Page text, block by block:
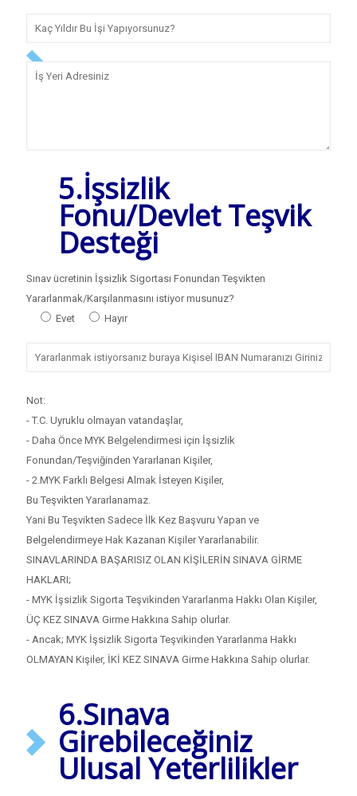
5.İşsizlik
Fonu/Devlet Teşvik
Desteği
Sınav ücretinin İşsizlik Sigortası Fonundan Teşvikten
Yararlanmak/Karşılanmasını istiyor musunuz?
Evet
Hayır
Not:
- T.C. Uyruklu olmayan vatandaşlar,
- Daha Önce MYK Belgelendirmesi için İşsizlik
Fonundan/Teşviğinden Yararlanan Kişiler,
- 2.MYK Farklı Belgesi Almak İsteyen Kişiler,
Bu Teşvikten Yararlanamaz.
Yani Bu Teşvikten Sadece İlk Kez Başvuru Yapan ve
Belgelendirmeye Hak Kazanan Kişiler Yararlanabilir.
SINAVLARINDA BAŞARISIZ OLAN KİŞİLERİN SINAVA GİRME
HAKLARI;
- MYK İşsizlik Sigorta Teşvikinden Yararlanma Hakkı Olan Kişiler,
ÜÇ KEZ SINAVA Girme Hakkına Sahip olurlar.
- Ancak; MYK İşsizlik Sigorta Teşvikinden Yararlanma Hakkı
OLMAYAN Kişiler, İKİ KEZ SINAVA Girme Hakkına Sahip olurlar.
6.Sınava
Girebileceğiniz
Ulusal Yeterlilikler